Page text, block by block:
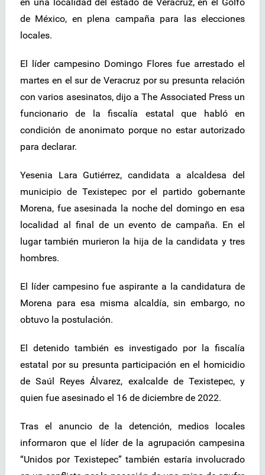
de México, en plena campaña para las elecciones
locales.
El líder campesino Domingo Flores fue arrestado el
martes en el sur de Veracruz por su presunta relación
con varios asesinatos, dijo a The Associated Press un
funcionario de la fiscalía estatal que habló en
condición de anonimato porque no estar autorizado
para declarar.
Yesenia Lara Gutiérrez, candidata a alcaldesa del
municipio de Texistepec por el partido gobernante
Morena, fue asesinada la noche del domingo en esa
localidad al final de un evento de campaña. En el
lugar también murieron la hija de la candidata y tres
hombres.
El líder campesino fue aspirante a la candidatura de
Morena para esa misma alcaldía, sin embargo, no
obtuvo la postulación.
El detenido también es investigado por la fiscalía
estatal por su presunta participación en el homicidio
de Saúl Reyes Álvarez, exalcalde de Texistepec, y
quien fue asesinado el 16 de diciembre de 2022.
Tras el anuncio de la detención, medios locales
informaron que el líder de la agrupación campesina
“Unidos por Texistepec” también estaría involucrado